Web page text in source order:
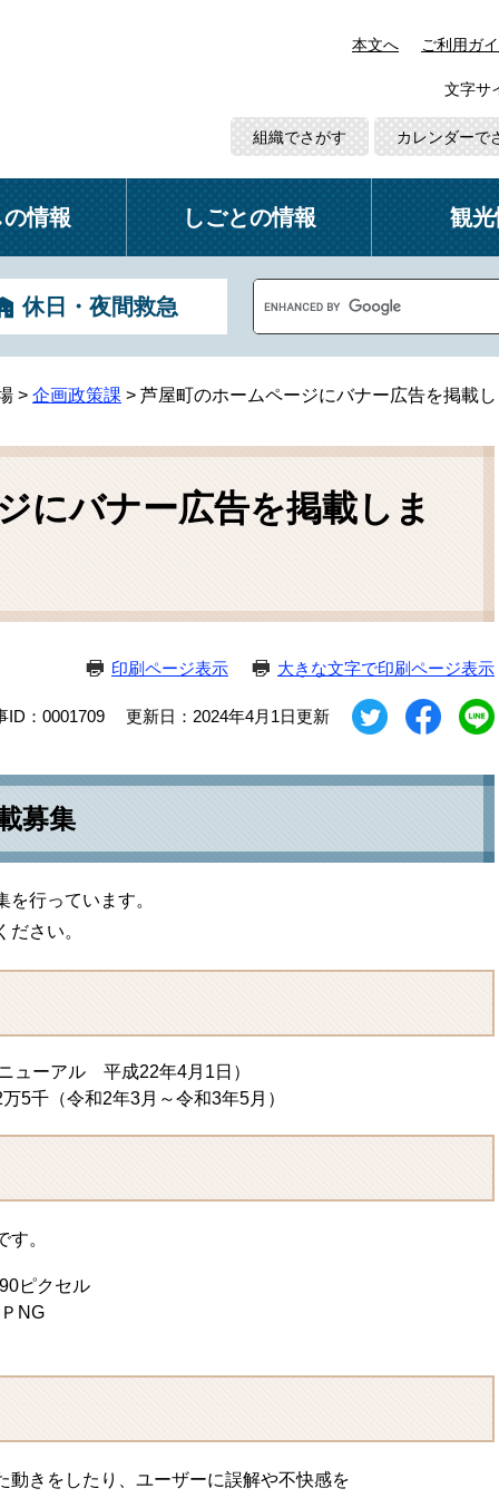
本文へ ご利用ガ
文字サ
組織でさがす カレンダーで
情報 しごとの情報 観
休日・夜間救急
o
g
e
ス
ム
検
> 企画政策課 > 芦屋町のホームページにバナー広告を掲載
にバナー広告を掲載しま
印刷ページ表示 大きな文字で印刷ページ表示
ID：0001709 更新日：2024年4月1日更新
募集
行っています。
さい。
ューアル 平成22年4月1日）
5千（令和2年3月～令和3年5月）
。
ピクセル
NG
きをしたり、ユーザーに誤解や不快感を